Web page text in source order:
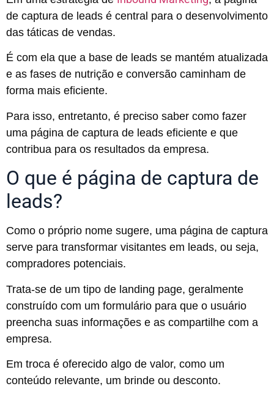
de captura de leads é central para o desenvolvimento
das táticas de vendas.
É com ela que a base de leads se mantém atualizada
e as fases de nutrição e conversão caminham de
forma mais eficiente.
Para isso, entretanto, é preciso saber como fazer
uma página de captura de leads eficiente e que
contribua para os resultados da empresa.
O que é página de captura de
leads?
Como o próprio nome sugere, uma página de captura
serve para transformar visitantes em leads, ou seja,
compradores potenciais.
Trata-se de um tipo de landing page, geralmente
construído com um formulário para que o usuário
preencha suas informações e as compartilhe com a
empresa.
Em troca é oferecido algo de valor, como um
conteúdo relevante, um brinde ou desconto.